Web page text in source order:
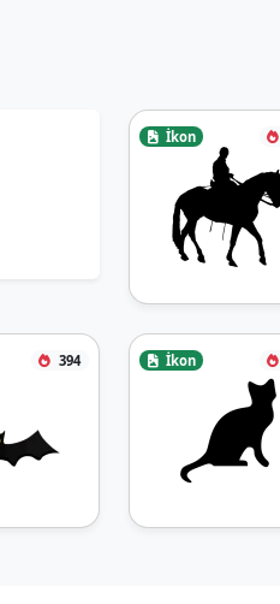
İkon
394 İkon